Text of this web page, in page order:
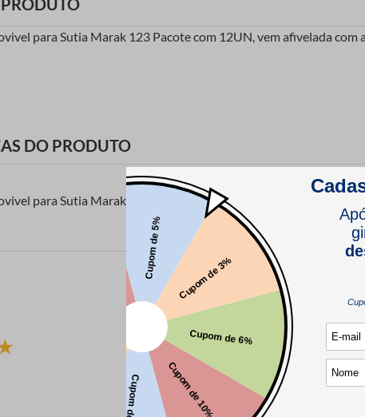
para Sutia Marak 123 Pacote com 12UN, vem afivelada
DO PRODUTO
para Sutia Marak 123 Pacote com 12UN, vem afivelada